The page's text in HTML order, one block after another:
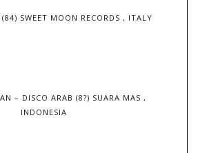
(84) SWEET MOON RECORDS , ITALY
– DISCO ARAB (8?) SUARA MAS ,
INDONESIA